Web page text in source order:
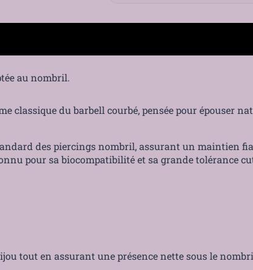
Paiement sécurisé
au nombril.
classique du barbell courbé, pensée pour épouser
des piercings nombril, assurant un maintien
pour sa biocompatibilité et sa grande tolérance
tout en assurant une présence nette sous le